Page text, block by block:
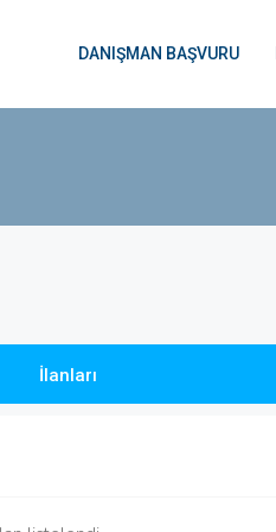
DANIŞMAN BAŞVURU
İlanları